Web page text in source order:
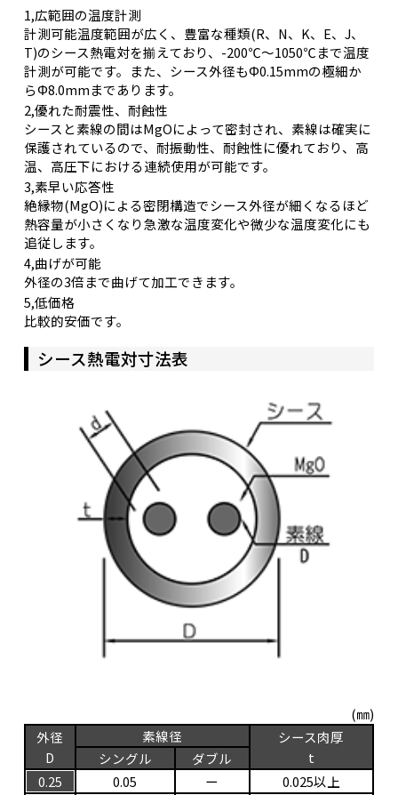
1,広範囲の温度計測
計測可能温度範囲が広く、豊富な種類(R、N、K、E、J、
T)のシース熱電対を揃えており、-200℃～1050℃まで温度
計測が可能です。また、シース外径もΦ0.15mmの極細か
らΦ8.0mmまであります。
2,優れた耐震性、耐蝕性
シースと素線の間はMgOによって密封され、素線は確実に
保護されているので、耐振動性、耐蝕性に優れており、高
温、高圧下における連続使用が可能です。
3,素早い応答性
絶縁物(MgO)による密閉構造でシース外径が細くなるほど
熱容量が小さくなり急激な温度変化や微少な温度変化にも
追従します。
4,曲げが可能
外径の3倍まで曲げて加工できます。
5,低価格
比較的安価です。
シース熱電対寸法表
(㎜)
外径
D
素線径
シース肉厚
t
シングル
ダブル
0.25
0.05 ー
0.025以上